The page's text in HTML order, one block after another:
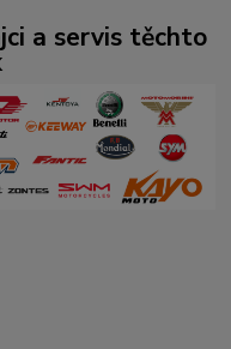
a servis těchto